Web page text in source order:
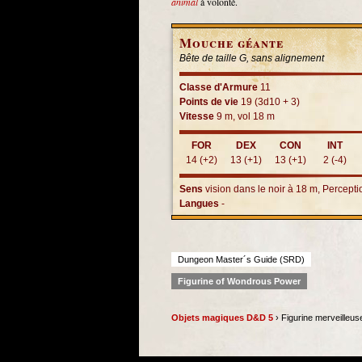
Mouche géante
Bête de taille G, sans alignement
Classe d'Armure 11
Points de vie 19 (3d10 + 3)
Vitesse 9 m, vol 18 m
FOR
14 (+2)
DEX
13 (+1)
CON
13 (+1)
INT
2 (-4)
Sens vision dans le noir à 18 m,
Langues -
Dungeon Master´s Guide (SRD)
Figurine of Wondrous Power
Objets magiques D&D 5 › Figurine